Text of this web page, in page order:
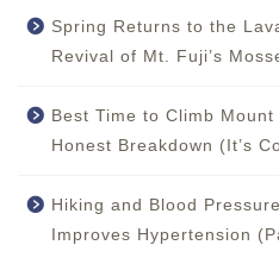
Spring Returns to the
Revival of Mt. Fuji’s
Best Time to Climb Mount
Honest Breakdown (It’s
Hiking and Blood
Improves Hypertension